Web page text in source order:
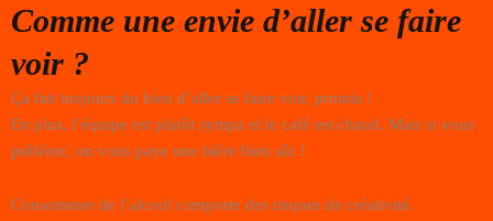
Comme une envie d’aller se faire
voir ?
Ça fait toujours du bien d’aller se faire voir, promis !
En plus, l’équipe est plutôt sympa et le café est chaud. Mais si vous
préférez, on vous paye une bière bien sûr !
Consommer de l’alcool comporte des risques de créativité.